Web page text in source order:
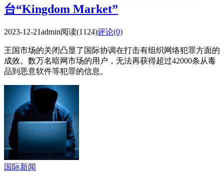
台“Kingdom Market”
2023-12-21admin阅读(1124)评论(0)
王国市场的关闭凸显了国际协调在打击有组织网络犯罪方面的
成效。数万名暗网市场的用户，无法再获得超过42000条从毒
品到恶意软件等犯罪的信息。
国际新闻